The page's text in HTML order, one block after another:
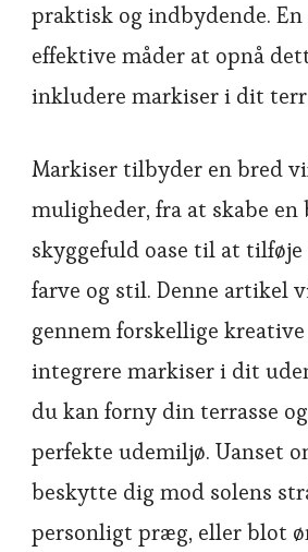
praktisk og indbydende. En
effektive måder at opnå
inkludere markiser i dit
Markiser tilbyder en bred
muligheder, fra at skabe en
skyggefuld oase til at
farve og stil. Denne artikel
gennem forskellige
integrere markiser i dit
du kan forny din terrasse
perfekte udemiljø. Uanset
beskytte dig mod solens
personligt præg, eller blot